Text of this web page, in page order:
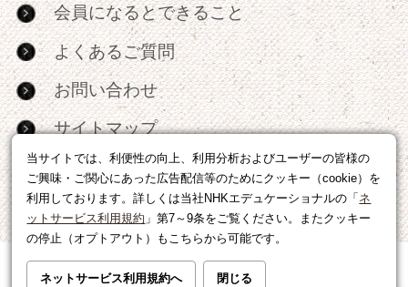
当サイトでは、利便性の向上、利用分析およびユーザーの皆様の
ご興味・ご関心にあった広告配信等のためにクッキー（cookie）を
利用しております。詳しくは当社NHKエデュケーショナルの「 ネ
ットサービス利用規約 」第7～9条をご覧ください。またクッキー
の停止（オプトアウト）もこちらから可能です。
ネットサービス利用規約へ 閉じる
会員になるとできること
よくあるご質問
お問い合わせ
サイトマップ
RSS
広告出稿・パートナーシップについて
利用規約|個人情報の取り扱いについて